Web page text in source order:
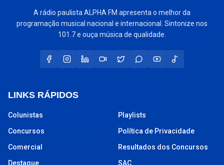
A rádio paulista ALPHA FM apresenta o melhor da
programação musical nacional e internacional. Sintonize nos
101.7 e ouça música de qualidade.
LINKS RÁPIDOS
Colunistas
Concursos
Comercial
Destaque
Playlists
Política de Privacidade
Resultados dos Concursos
SAC